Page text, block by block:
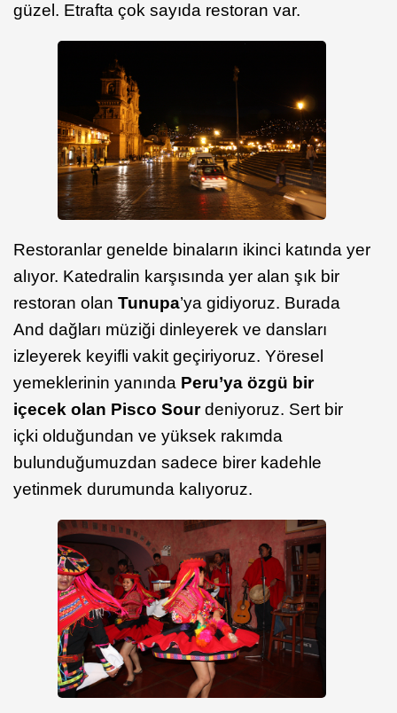
güzel. Etrafta çok sayıda restoran var.
Restoranlar genelde binaların ikinci katında yer
alıyor. Katedralin karşısında yer alan şık bir
restoran olan Tunupa’ya gidiyoruz. Burada
And dağları müziği dinleyerek ve dansları
izleyerek keyifli vakit geçiriyoruz. Yöresel
yemeklerinin yanında Peru’ya özgü bir
içecek olan Pisco Sourdeniyoruz. Sert bir
içki olduğundan ve yüksek rakımda
bulunduğumuzdan sadece birer kadehle
yetinmek durumunda kalıyoruz.